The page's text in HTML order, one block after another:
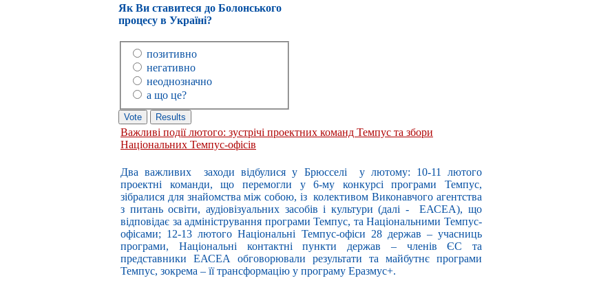
Як Ви ставитеся до Болонського
процесу в Україні?
позитивно
негативно
неоднозначно
а що це?
Важливі події лютого: зустрічі проектних команд Темпус та збори
Національних Темпус-офісів
Два важливих заходи відбулися у Брюсселі у лютому: 10-11 лютого
проектні команди, що перемогли у 6-му конкурсі програми Темпус,
зібралися для знайомства між собою, із колективом Виконавчого агентства
з питань освіти, аудіовізуальних засобів і культури (далі - ЕАСЕА), що
відповідає за адміністрування програми Темпус, та Національними Темпус-
офісами; 12-13 лютого Національні Темпус-офіси 28 держав – учасниць
програми, Національні контактні пункти держав – членів ЄС та
представники ЕАСЕА обговорювали результати та майбутнє програми
Темпус, зокрема – її трансформацію у програму Еразмус+.